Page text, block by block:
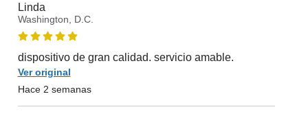
Linda
Washington, D.C.
dispositivo de gran calidad. servicio amable.
Ver original
Hace 2 semanas